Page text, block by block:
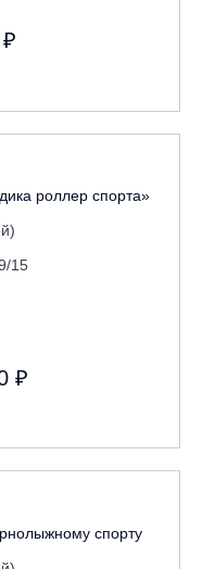
роллер спорта»
15
₽
спорту